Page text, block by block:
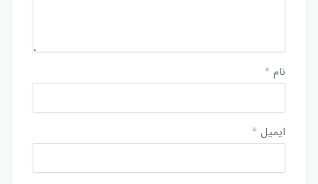
نام *
ایمیل *